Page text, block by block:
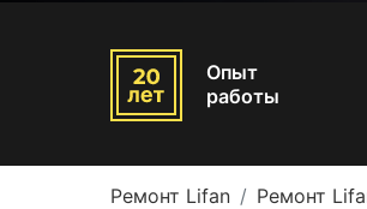
Опыт
работы
Ремонт Lifan Ремонт